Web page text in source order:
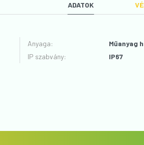
ADATOK
Anyaga: Műanyag
IP szabvány: IP67